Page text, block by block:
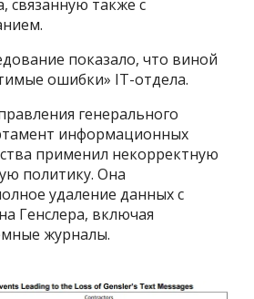
связанную также с
показало, что виной
ошибки» IT-отдела.
генерального
информационных
применил некорректную
политику. Она
удаление данных с
Генслера, включая
журналы.